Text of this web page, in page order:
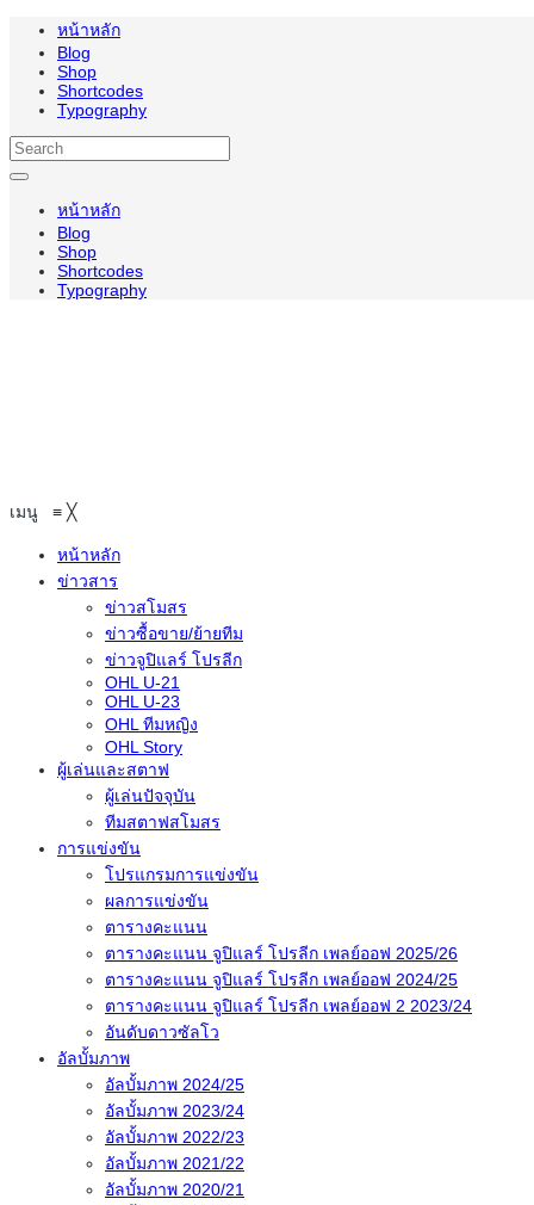
หน้าหลัก
Blog
Shop
Shortcodes
Typography
หน้าหลัก
Blog
Shop
Shortcodes
Typography
เมนู ≡ ╳
หน้าหลัก
ข่าวสาร
ข่าวสโมสร
ข่าวซื้อขาย/ย้ายทีม
ข่าวจูปิแลร์ โปรลีก
OHL U-21
OHL U-23
OHL ทีมหญิง
OHL Story
ผู้เล่นและสตาฟ
ผู้เล่นปัจจุบัน
ทีมสตาฟสโมสร
การแข่งขัน
โปรแกรมการแข่งขัน
ผลการแข่งขัน
ตารางคะแนน
ตารางคะแนน จูปิแลร์ โปรลีก เพลย์ออฟ 2025/26
ตารางคะแนน จูปิแลร์ โปรลีก เพลย์ออฟ 2024/25
ตารางคะแนน จูปิแลร์ โปรลีก เพลย์ออฟ 2 2023/24
อันดับดาวซัลโว
อัลบั้มภาพ
อัลบั้มภาพ 2024/25
อัลบั้มภาพ 2023/24
อัลบั้มภาพ 2022/23
อัลบั้มภาพ 2021/22
อัลบั้มภาพ 2020/21